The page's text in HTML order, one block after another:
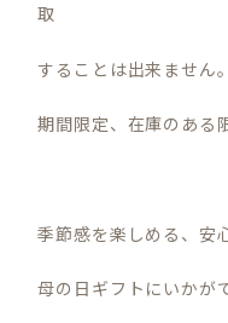
取
することは出来ません。
期間限定、在庫のある
季節感を楽しめる、安
母の日ギフトにいかが